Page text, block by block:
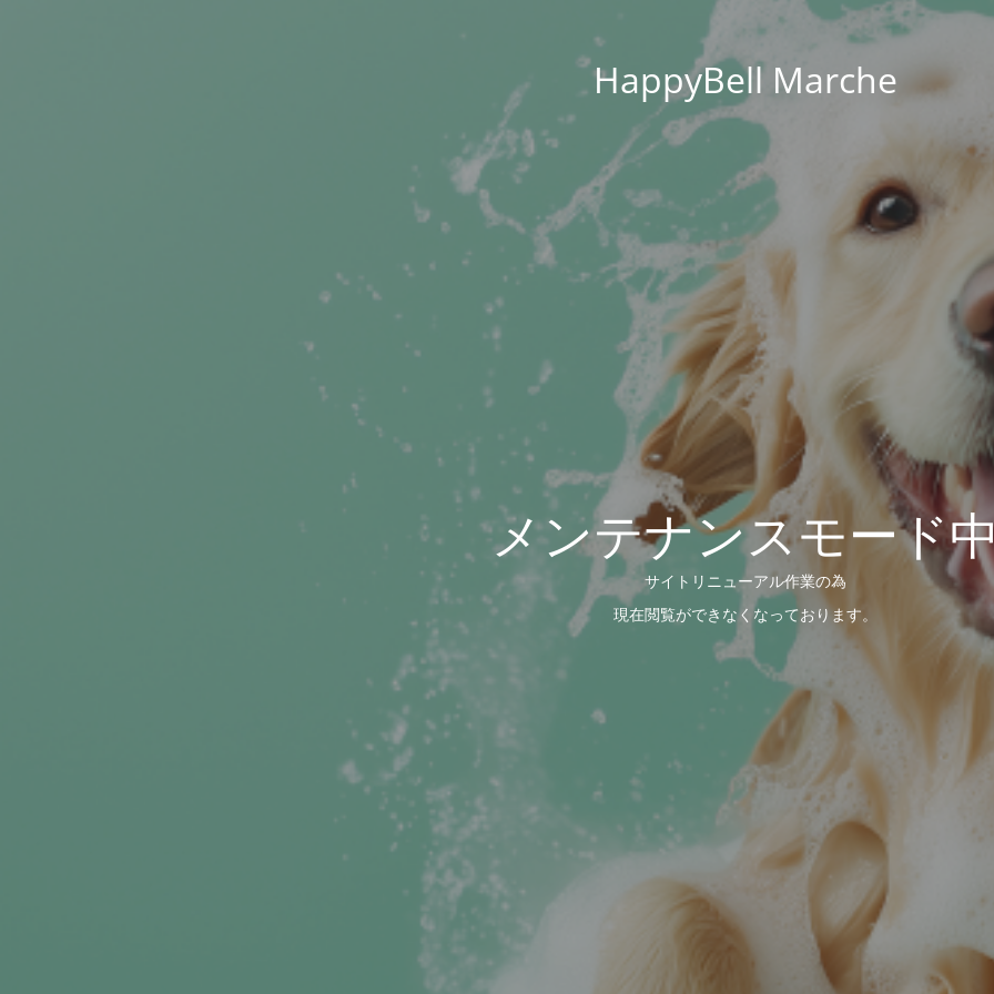
HappyBell Marche
メンテナンスモード
サイトリニューアル作業の為
現在閲覧ができなくなっております。